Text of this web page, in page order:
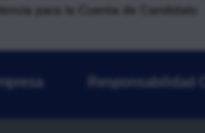
para la Cuenta de Candidato
Responsabilidad